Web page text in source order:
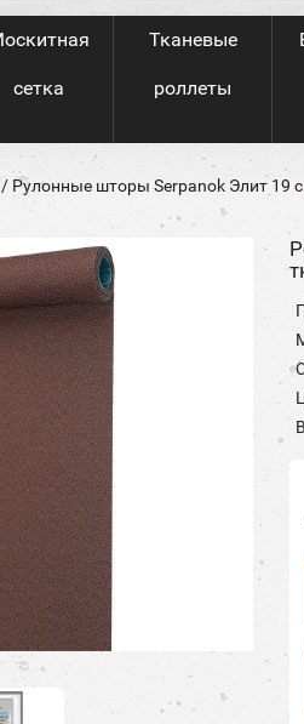
сетка
Тканевые
роллеты
Рулонные шторы Serpanok Элит 19